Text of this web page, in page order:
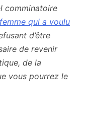
comminatoire
qui a voulu
d’être
de revenir
de la
vous pourrez le